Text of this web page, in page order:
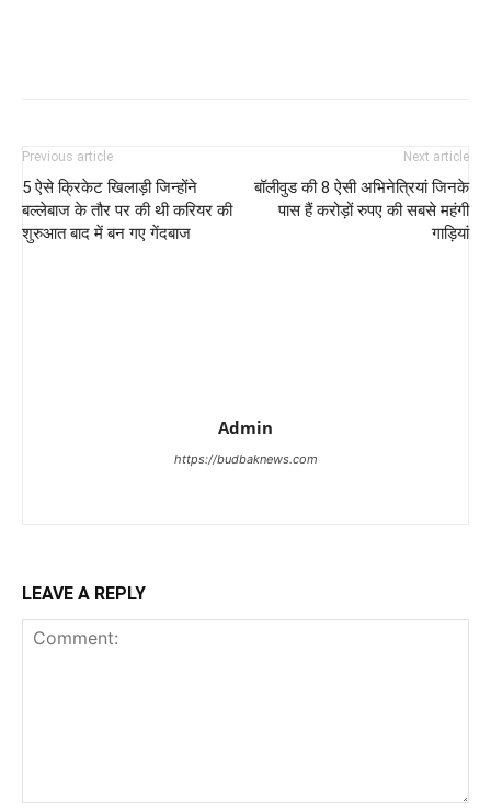
Previous article
5 ऐसे क्रिकेट खिलाड़ी जिन्होंने
बल्लेबाज के तौर पर की थी करियर की
शुरुआत बाद में बन गए गेंदबाज
Next article
बॉलीवुड की 8 ऐसी अभिनेत्रियां जिनके
पास हैं करोड़ों रुपए की सबसे महंगी
गाड़ियां
Admin
https://budbaknews.com
LEAVE A REPLY